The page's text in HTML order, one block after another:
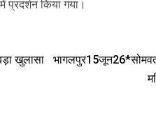
किया गया।
खुलासा